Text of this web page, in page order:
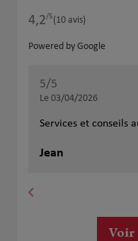
4,2/5Note de 4.2 sur 5
(10 avis)
Powered by Google
5/5
Le 03/04/2026
Services et conseils
Jean
Voir